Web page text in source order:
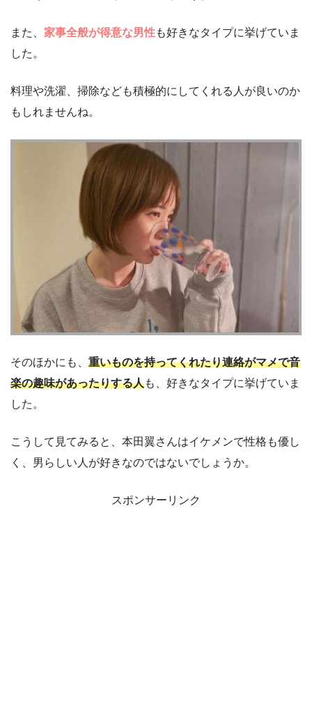
また、 家事全般が得意な男性も好きなタイプに挙げていま
した。
料理や洗濯、掃除なども積極的にしてくれる人が良いのか
もしれませんね。
そのほかにも、 重いものを持ってくれたり連絡がマメで音
楽の趣味があったりする人も、好きなタイプに挙げていま
した。
こうして見てみると、本田翼さんはイケメンで性格も優し
く、男らしい人が好きなのではないでしょうか。
スポンサーリンク